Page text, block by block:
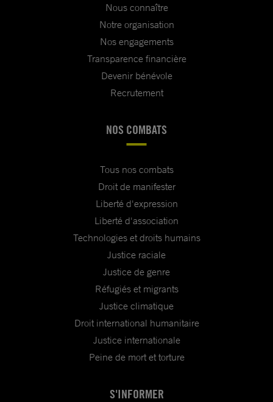
Nous connaître
Notre organisation
Nos engagements
Transparence financière
Devenir bénévole
Recrutement
NOS COMBATS
Tous nos combats
Droit de manifester
Liberté d'expression
Liberté d'association
Technologies et droits humains
Justice raciale
Justice de genre
Réfugiés et migrants
Justice climatique
Droit international humanitaire
Justice internationale
Peine de mort et torture
S'INFORMER